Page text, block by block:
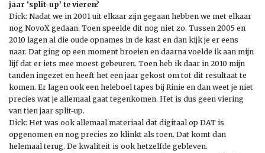
jaar ‘split-up’ te vieren?
Dick: Nadat we in 2001 uit elkaar zijn gegaan hebben we met elkaar
nog NovoX gedaan. Toen speelde dit nog niet zo. Tussen 2005 en
2010 lagen al die oude opnames in de kast en dan kijk je er eens
naar. Dat ging op een moment broeien en daarna voelde ik aan mijn
lijf dat er iets mee moest gebeuren. Toen heb ik daar in 2010 mijn
tanden ingezet en heeft het een jaar gekost om tot dit resultaat te
komen. Er lagen ook een heleboel tapes bij Rinie en dan weet je niet
precies wat je allemaal gaat tegenkomen. Het is dus geen viering
van tien jaar split-up.
Dick: Het was ook allemaal materiaal dat digitaal op DAT is
opgenomen en nog precies zo klinkt als toen. Dat komt dan
helemaal terug. De kwaliteit is ook hetzelfde gebleven.